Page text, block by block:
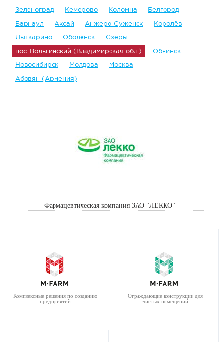
Зеленоград
Кемерово Коломна
Белгород
Барнаул
Аксай Анжеро-Суженск
Королёв
Лыткарино
Оболенск
Озеры
пос. Вольгинский (Владимирская обл.)
Обнинск
Новосибирск
Молдова
Москва
Абовян (Армения)
Фармацевтическая компания ЗАО "ЛЕККО"
Комплексные решения по созданию
предприятий
Ограждающие конструкции для
чистых помещений